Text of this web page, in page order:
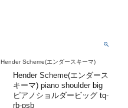
Hender Scheme(エンダースキーマ)
Hender Scheme(エンダース
キーマ) piano shoulder big
ピアノショルダービッグ tq-
rb-psb